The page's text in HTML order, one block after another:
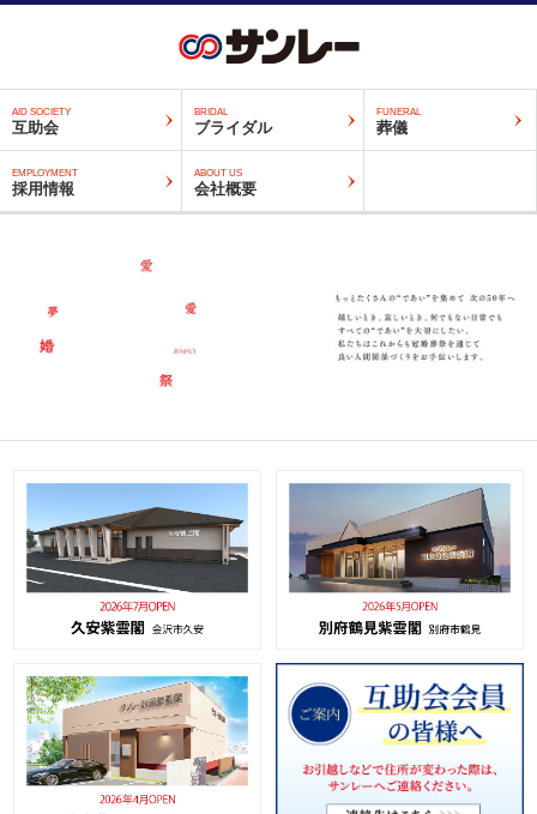
AID SOCIETY
互助会
BRIDAL
ブライダル
FUNERAL
葬儀
EMPLOYMENT
採用情報
ABOUT US
会社概要